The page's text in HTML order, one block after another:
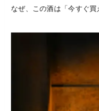
なぜ、この酒は「今すぐ買